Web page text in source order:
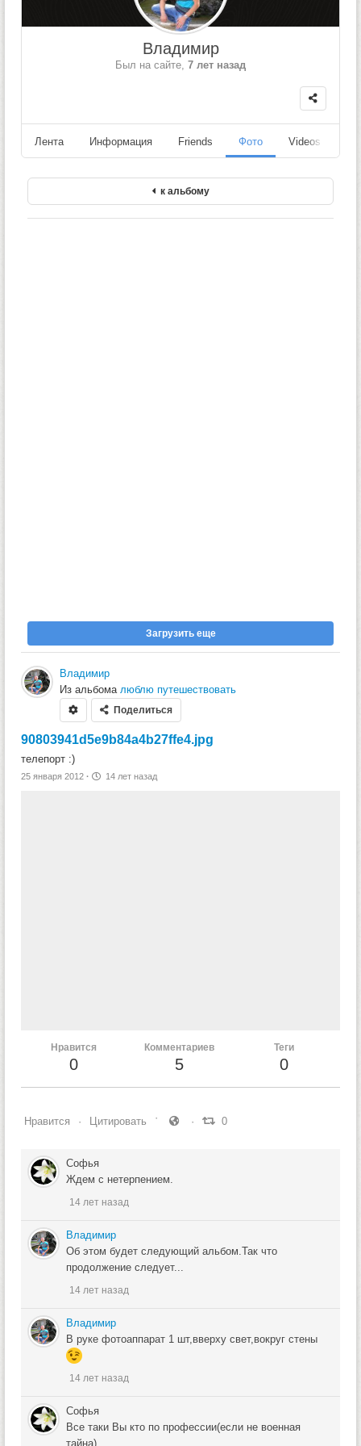
Владимир
Был на сайте, 7 лет назад
Лента Информация Friends Фото Videos
к альбому
Загрузить еще
Владимир
Из альбома люблю путешествовать
Поделиться
90803941d5e9b84a4b27ffe4.jpg
телепорт :)
25 января 2012 · 14 лет назад
Нравится
0
Комментариев
5
Теги
0
Нравится Цитировать 0
Софья
Ждем с нетерпением.
14 лет назад
Владимир
Об этом будет следующий альбом.Так что
продолжение следует...
14 лет назад
Владимир
В руке фотоаппарат 1 шт,вверху свет,вокруг стены
14 лет назад
Софья
Все таки Вы кто по профессии(если не военная
тайна)